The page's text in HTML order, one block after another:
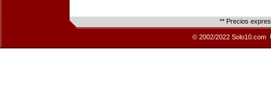
** Precios
© 2002/2022 Solo10.com